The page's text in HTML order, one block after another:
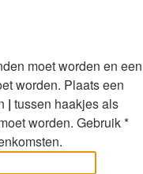
moet worden en een
worden. Plaats een
| tussen haakjes als
worden. Gebruik *